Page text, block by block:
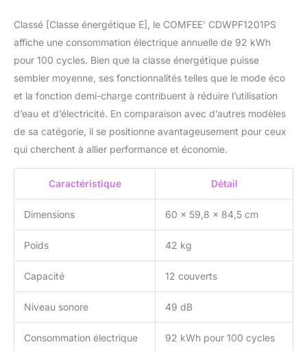
nouveau appareil.
Classé [Classe énergétique E], le COMFEE’ CDWPF1201PS
affiche une consommation électrique annuelle de 92 kWh
pour 100 cycles. Bien que la classe énergétique puisse
sembler moyenne, ses fonctionnalités telles que le mode éco
et la fonction demi-charge contribuent à réduire l’utilisation
d’eau et d’électricité. En comparaison avec d’autres modèles
de sa catégorie, il se positionne avantageusement pour ceux
qui cherchent à allier performance et économie.
Caractéristique Détail
Dimensions 60 x 59,8 x 84,5 cm
Poids 42 kg
Capacité 12 couverts
Niveau sonore 49 dB
Consommation électrique 92 kWh pour 100 cycles